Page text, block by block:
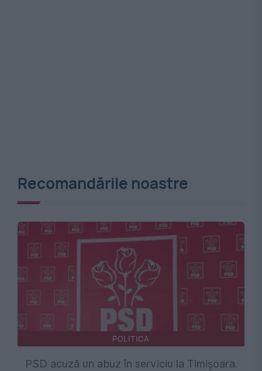
Recomandările noastre
POLITICA
PSD acuză un abuz în serviciu la Timișoara.